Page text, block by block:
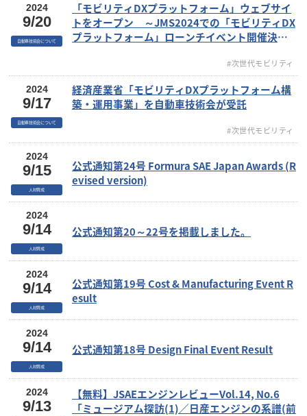
「モビリティDXプラットフォーム」ウェブサイ
トをオープン ～JMS2024での「モビリティDX
プラットフォーム」ローンチイベント開催決定
#次世代モビリティ
2024
9/20
自動車技術会について
経済産業省「モビリティDXプラットフォーム構
築・運用事業」を自動車技術会が受託
#次世代モビリティ
2024
9/17
自動車技術会について
公式通知第24号 Formura SAE Japan Awards (R
evised version)
2024
9/15
人材育成
公式通知第20～22号を掲載しました。
2024
9/14
人材育成
公式通知第19号 Cost & Manufacturing Event R
esult
2024
9/14
人材育成
公式通知第18号 Design Final Event Result
2024
9/14
人材育成
【無料】JSAEエンジンレビューVol.14, No.6
「ミュージアム探訪(1)／日産エンジンの系譜(前
2024
9/13